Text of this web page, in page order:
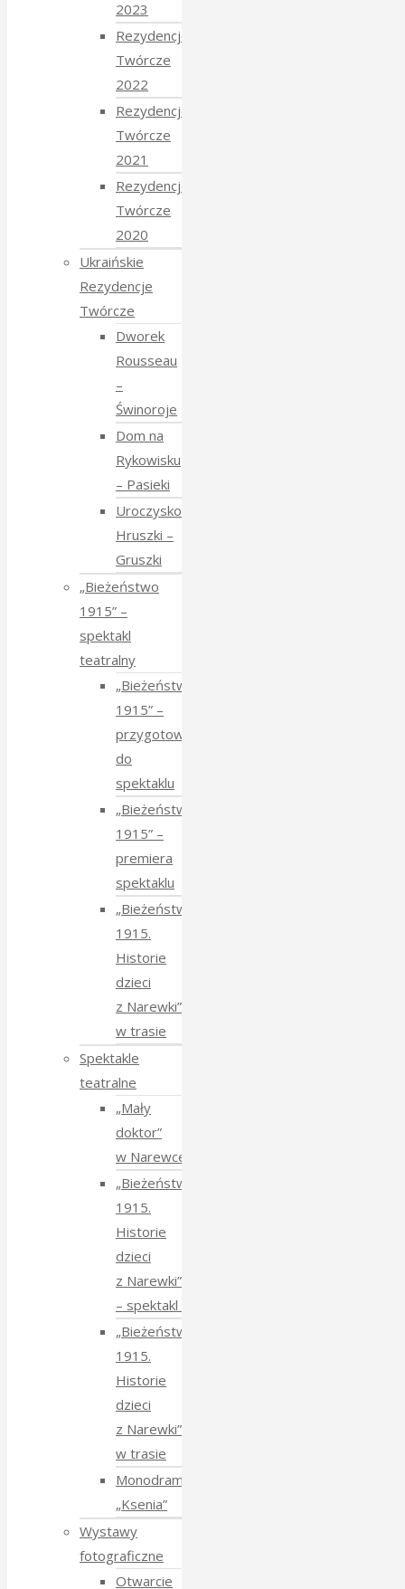
2023
Rezydencje
Twórcze
2022
Rezydencje
Twórcze
2021
Rezydencje
Twórcze
2020
Ukraińskie
Rezydencje
Twórcze
Dworek
Rousseau
–
Świnoroje
Dom na
Rykowisku
– Pasieki
Uroczysko
Hruszki –
Gruszki
„Bieżeństwo
1915” –
spektakl
teatralny
„Bieżeństwo
1915” –
przygotowania
do
spektaklu
„Bieżeństwo
1915” –
premiera
spektaklu
„Bieżeństwo
1915.
Historie
dzieci
z Narewki”
w trasie
Spektakle
teatralne
„Mały
doktor”
w Narewce
„Bieżeństwo
1915.
Historie
dzieci
z Narewki”
⁠–⁠ spektakl teatralny
„Bieżeństwo
1915.
Historie
dzieci
z Narewki”
w trasie
Monodram
„Ksenia”
Wystawy
fotograficzne
Otwarcie